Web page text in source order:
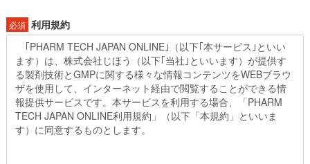
必須 利用規約